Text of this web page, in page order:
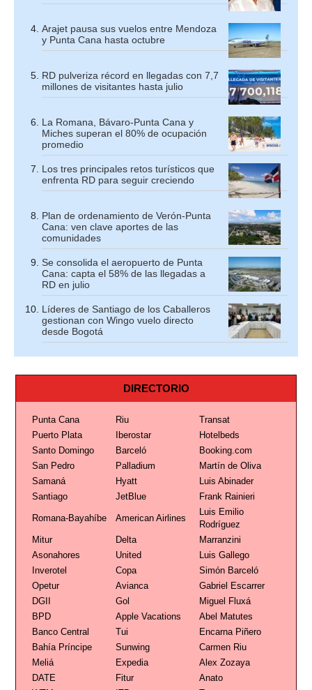
Arajet pausa sus vuelos entre Mendoza
y Punta Cana hasta octubre
RD pulveriza récord en llegadas con 7,7
millones de visitantes hasta julio
La Romana, Bávaro-Punta Cana y
Miches superan el 80% de ocupación
promedio
Los tres principales retos turísticos que
enfrenta RD para seguir creciendo
Plan de ordenamiento de Verón-Punta
Cana: ven clave aportes de las
comunidades
Se consolida el aeropuerto de Punta
Cana: capta el 58% de las llegadas a
RD en julio
Líderes de Santiago de los Caballeros
gestionan con Wingo vuelo directo
desde Bogotá
DIRECTORIO
Punta Cana Riu
Transat
Puerto Plata
Iberostar
Hotelbeds
Santo Domingo
Barceló
Booking.com
San Pedro
Palladium
Martín de Oliva
Samaná
Hyatt
Luis Abinader
Santiago
JetBlue Frank Rainieri
Romana-Bayahíbe American Airlines
Luis Emilio
Rodríguez
Mitur
Delta
Marranzini
Asonahores
United
Luis Gallego
Inverotel
Copa
Simón Barceló
Opetur
Avianca
Gabriel Escarrer
DGII
Gol
Miguel Fluxá
BPD
Apple Vacations
Abel Matutes
Banco Central
Tui
Encarna Piñero
Bahía Príncipe
Sunwing
Carmen Riu
Meliá
Expedia
Alex Zozaya
DATE
Fitur
Anato